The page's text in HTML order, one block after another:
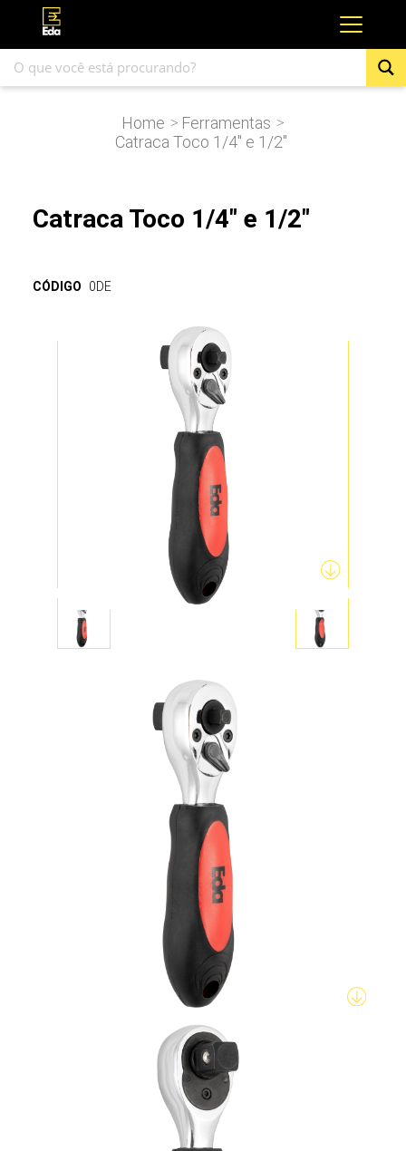
Home > Ferramentas >
Catraca Toco 1/4″ e 1/2″
Catraca Toco 1/4" e 1/2"
CÓDIGO 0DE